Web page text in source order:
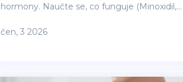
hormony. Naučte se, co funguje (Minoxidil,
průvodce pro návrat hustoty.
čen, 3 2026